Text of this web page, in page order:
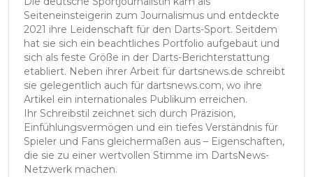
Seiteneinsteigerin zum Journalismus und entdeckte
2021 ihre Leidenschaft für den Darts-Sport. Seitdem
hat sie sich ein beachtliches Portfolio aufgebaut und
sich als feste Größe in der Darts-Berichterstattung
etabliert. Neben ihrer Arbeit für dartsnews.de schreibt
sie gelegentlich auch für dartsnews.com, wo ihre
Artikel ein internationales Publikum erreichen.
Ihr Schreibstil zeichnet sich durch Präzision,
Einfühlungsvermögen und ein tiefes Verständnis für
Spieler und Fans gleichermaßen aus – Eigenschaften,
die sie zu einer wertvollen Stimme im DartsNews-
Netzwerk machen.